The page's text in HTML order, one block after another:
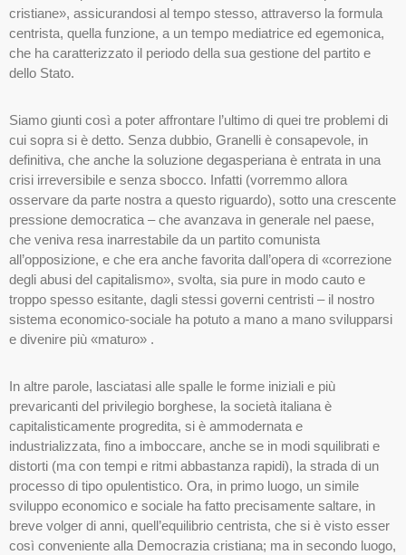
cristiane», assicurandosi al tempo stesso, attraverso la formula
centrista, quella funzione, a un tempo mediatrice ed egemonica,
che ha caratterizzato il periodo della sua gestione del partito e
dello Stato.
Siamo giunti così a poter affrontare l’ultimo di quei tre problemi di
cui sopra si è detto. Senza dubbio, Granelli è consapevole, in
definitiva, che anche la soluzione degasperiana è entrata in una
crisi irreversibile e senza sbocco. Infatti (vorremmo allora
osservare da parte nostra a questo riguardo), sotto una crescente
pressione democratica – che avanzava in generale nel paese,
che veniva resa inarrestabile da un partito comunista
all’opposizione, e che era anche favorita dall’opera di «correzione
degli abusi del capitalismo», svolta, sia pure in modo cauto e
troppo spesso esitante, dagli stessi governi centristi – il nostro
sistema economico-sociale ha potuto a mano a mano svilupparsi
e divenire più «maturo» .
In altre parole, lasciatasi alle spalle le forme iniziali e più
prevaricanti del privilegio borghese, la società italiana è
capitalisticamente progredita, si è ammodernata e
industrializzata, fino a imboccare, anche se in modi squilibrati e
distorti (ma con tempi e ritmi abbastanza rapidi), la strada di un
processo di tipo opulentistico. Ora, in primo luogo, un simile
sviluppo economico e sociale ha fatto precisamente saltare, in
breve volger di anni, quell’equilibrio centrista, che si è visto esser
così conveniente alla Democrazia cristiana; ma in secondo luogo,